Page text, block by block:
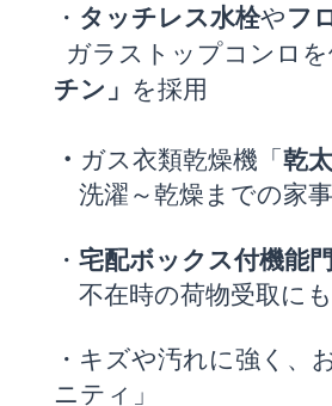
・ タッチレス水栓やフ
ガラストップコンロ
チン」 を採用
・ ガス衣類乾燥機「 乾
洗濯～乾燥までの家
・ 宅配ボックス付機能
不在時の荷物受取に
・キズや汚れに強く、
ニティ」